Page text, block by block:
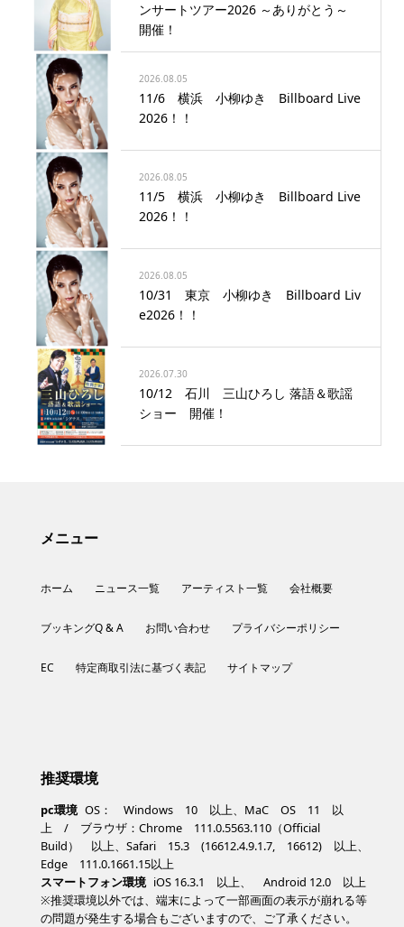
ンサートツアー2026 ～ありがとう～
開催！
2026.08.05
11/6 横浜 小柳ゆき Billboard Live
2026！！
2026.08.05
11/5 横浜 小柳ゆき Billboard Live
2026！！
2026.08.05
10/31 東京 小柳ゆき Billboard Liv
e2026！！
2026.07.30
10/12 石川 三山ひろし 落語＆歌謡
ショー 開催！
メニュー
ホーム ニュース一覧 アーティスト一覧 会社概要
ブッキングQ & A お問い合わせ プライバシーポリシー
EC 特定商取引法に基づく表記 サイトマップ
推奨環境
pc環境 OS： Windows 10 以上、MaC OS 11 以
上 / ブラウザ：Chrome 111.0.5563.110（Official
Build） 以上、Safari 15.3 (16612.4.9.1.7, 16612) 以上、
Edge 111.0.1661.15以上
スマートフォン環境 iOS 16.3.1 以上、 Android 12.0 以上
※推奨環境以外では、端末によって一部画面の表示が崩れる等
の問題が発生する場合もございますので、ご了承ください。